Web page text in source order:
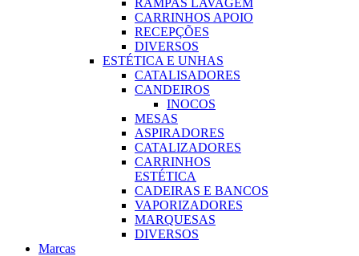
CARRINHOS APOIO
RECEPÇÕES
DIVERSOS
ESTÉTICA E UNHAS
CATALISADORES
CANDEIROS
INOCOS
MESAS
ASPIRADORES
CATALIZADORES
CARRINHOS
ESTÉTICA
CADEIRAS E BANCOS
VAPORIZADORES
MARQUESAS
DIVERSOS
Marcas